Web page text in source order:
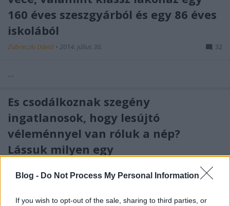
Blog - Do Not Process My Personal Information
If you wish to opt-out of the sale, sharing to third parties, or
160 éves szeszgyárból és egy 86 éves
iskolából
Zubreczki Dávid • 2014. július 30. 32
...
És csodálkoznak szegény
ingatlanosok, hogy lesújtó
véleménnyel van róluk a nép?
Lássuk milyen egy
Zubreczki Dávid